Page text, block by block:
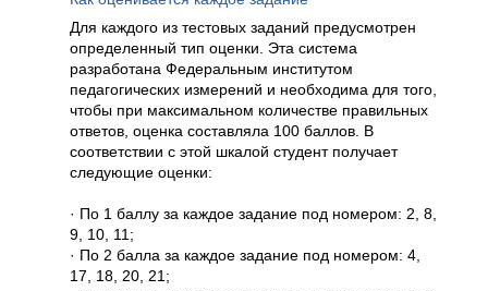
Для каждого из тестовых заданий предусмотрен
определенный тип оценки. Эта система
разработана Федеральным институтом
педагогических измерений и необходима для того,
чтобы при максимальном количестве правильных
ответов, оценка составляла 100 баллов. В
соответствии с этой шкалой студент получает
следующие оценки:
· По 1 баллу за каждое задание под номером: 2, 8,
9, 10, 11;
· По 2 балла за каждое задание под номером: 4,
17, 18, 20, 21;